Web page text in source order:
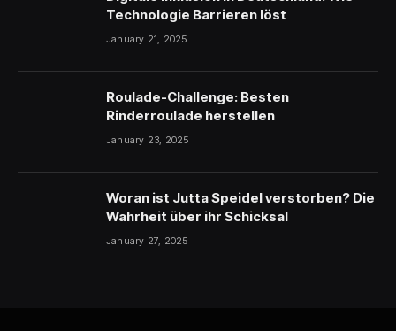
Technologie Barrieren löst
January 21, 2025
Roulade-Challenge: Besten
Rinderroulade herstellen
January 23, 2025
Woran ist Jutta Speidel verstorben? Die
Wahrheit über ihr Schicksal
January 27, 2025